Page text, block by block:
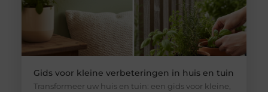
Gids voor kleine verbeteringen in huis en tuin
Transformeer uw huis en tuin: een gids voor kleine,